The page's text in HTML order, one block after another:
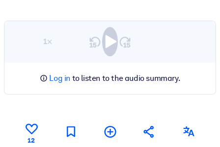
1×
Log in to listen to the audio summary.
12